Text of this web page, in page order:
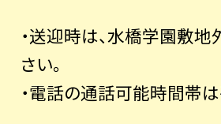
・送迎時は、水橋学園敷
さい。
・電話の通話可能時間帯